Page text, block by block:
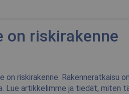
on riskirakenne
on riskirakenne. Rakenneratkaisu
Lue artikkelimme ja tiedät, miten